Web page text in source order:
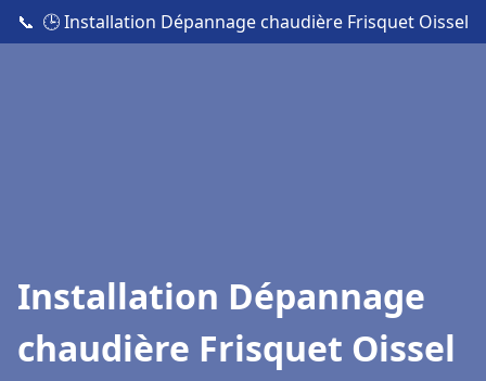
📞 🕒 Installation Dépannage chaudière Frisquet Oissel
Installation Dépannage
chaudière Frisquet Oissel